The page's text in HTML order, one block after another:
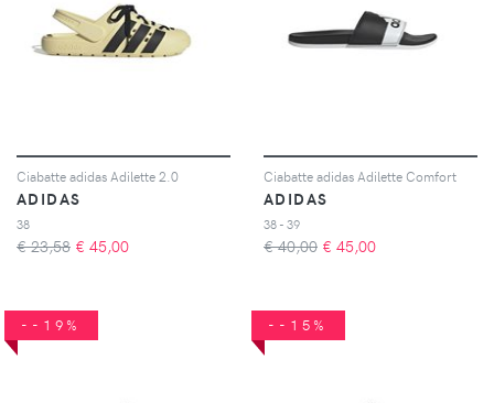
Ciabatte adidas Adilette 2.0
ADIDAS
38
€ 23,58 € 45,00
Ciabatte adidas Adilette Comfort
ADIDAS
38 - 39
€ 40,00 € 45,00
--19% --15%